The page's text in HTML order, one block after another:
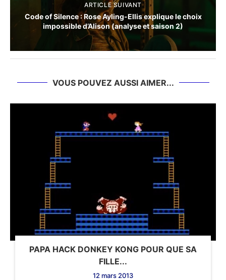
ARTICLE SUIVANT
Code of Silence : Rose Ayling-Ellis explique le choix
impossible d’Alison (analyse et saison 2)
VOUS POUVEZ AUSSI AIMER...
PAPA HACK DONKEY KONG POUR QUE SA
FILLE...
12 mars 2013